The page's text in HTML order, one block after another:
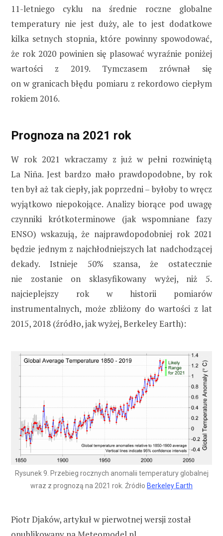
11-letniego cyklu na średnie roczne globalne
temperatury nie jest duży, ale to jest dodatkowe
kilka setnych stopnia, które powinny spowodować,
że rok 2020 powinien się plasować wyraźnie poniżej
wartości z 2019. Tymczasem zrównał się
on w granicach błędu pomiaru z rekordowo ciepłym
rokiem 2016.
Prognoza na 2021 rok
W rok 2021 wkraczamy z już w pełni rozwiniętą
La Niña. Jest bardzo mało prawdopodobne, by rok
ten był aż tak ciepły, jak poprzedni – byłoby to wręcz
wyjątkowo niepokojące. Analizy biorące pod uwagę
czynniki krótkoterminowe (jak wspomniane fazy
ENSO) wskazują, że najprawdopodobniej rok 2021
będzie jednym z najchłodniejszych lat nadchodzącej
dekady. Istnieje 50% szansa, że ostatecznie
nie zostanie on sklasyfikowany wyżej, niż 5.
najcieplejszy rok w historii pomiarów
instrumentalnych, może zbliżony do wartości z lat
2015, 2018 (źródło, jak wyżej, Berkeley Earth):
Rysunek 9. Przebieg rocznych anomalii temperatury globalnej
wraz z prognozą na 2021 rok. Źródło Berkeley Earth
Piotr Djaków, artykuł w pierwotnej wersji został